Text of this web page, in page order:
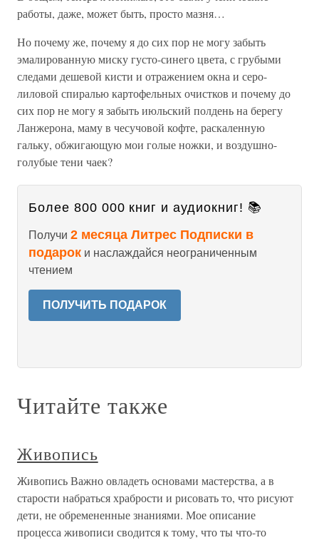
работы, даже, может быть, просто мазня…
Но почему же, почему я до сих пор не могу забыть
эмалированную миску густо-синего цвета, с грубыми
следами дешевой кисти и отражением окна и серо-
лиловой спиралью картофельных очистков и почему до
сих пор не могу я забыть июльский полдень на берегу
Ланжерона, маму в чесучовой кофте, раскаленную
гальку, обжигающую мои голые ножки, и воздушно-
голубые тени чаек?
Более 800 000 книг и аудиокниг! 📚
Получи 2 месяца Литрес Подписки в
подарок и наслаждайся неограниченным
чтением
ПОЛУЧИТЬ ПОДАРОК
Читайте также
Живопись
Живопись Важно овладеть основами мастерства, а в
старости набраться храбрости и рисовать то, что рисуют
дети, не обремененные знаниями. Мое описание
процесса живописи сводится к тому, что ты что-то